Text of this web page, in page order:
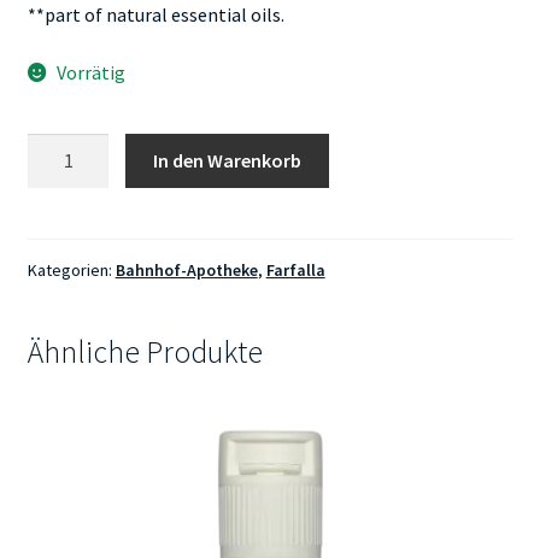
**part of natural essential oils.
Vorrätig
Sommerglück
In den Warenkorb
Kategorien: Bahnhof-Apotheke, Farfalla
Ähnliche Produkte